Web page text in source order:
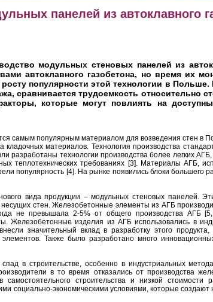
панелей из автоклавного
модульных стеновых панелей из
автоклавного газобетона, но время их
популярности этой технологии в
сравнивается трудоемкость относительно
которые могут повлиять на
самым популярным материалом для возведения стен в
материалов. Технология производства
разработаны технологии производства более легких
теплотехнических требованиях [3]. Материалы АГБ,
популярность [4]. На рынке появились блоки большего
вида продукции – модульных стеновых панелей.
несущих стен. Железобетонные элементы из АГБ
не превышала 2-5% от общего производства АГБ [5,
Железобетонные изделия из АГБ использовались в
значительный вклад в разработку этого продукта,
Также было разработано много
в строительстве, особенно в индустриальных
в то время отказались от производства
строительства и низкой
социально-экономическими условиями, которые создают